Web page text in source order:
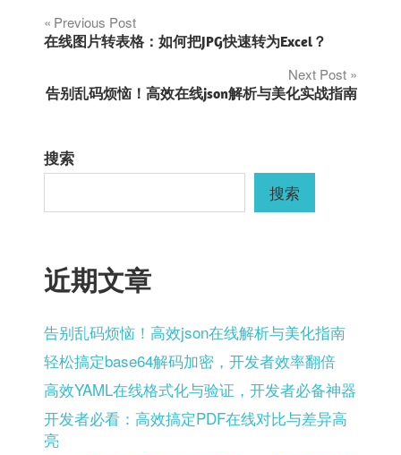
文
导
航
Previous Post
在线图片转表格：如何把JPG快速转为Excel？
Next Post
告别乱码烦恼！高效在线json解析与美化实战指南
搜索
搜索
近期文章
告别乱码烦恼！高效json在线解析与美化指南
轻松搞定base64解码加密，开发者效率翻倍
高效YAML在线格式化与验证，开发者必备神器
开发者必看：高效搞定PDF在线对比与差异高
亮